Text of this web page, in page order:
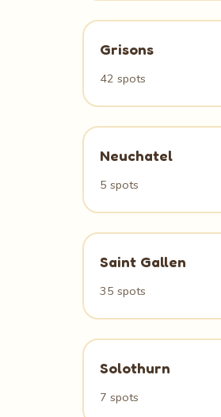
Grisons
42 spots
Neuchatel
5 spots
Saint Gallen
35 spots
Solothurn
7 spots